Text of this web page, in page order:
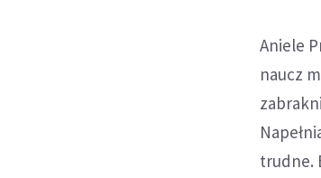
Aniele
naucz
trudne.